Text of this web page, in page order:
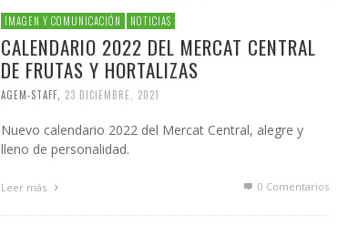
IMAGEN Y COMUNICACIÓN NOTICIAS
CALENDARIO 2022 DEL MERCAT CENTRAL
DE FRUTAS Y HORTALIZAS
AGEM-STAFF 23 DICIEMBRE, 2021
Nuevo calendario 2022 del Mercat Central, alegre y
lleno de personalidad.
Leer más 0 Comentarios